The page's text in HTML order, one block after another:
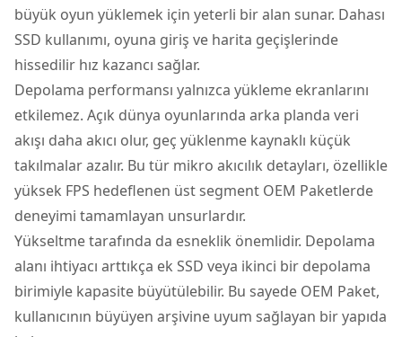
büyük oyun yüklemek için yeterli bir alan sunar. Dahası
SSD kullanımı, oyuna giriş ve harita geçişlerinde
hissedilir hız kazancı sağlar.
Depolama performansı yalnızca yükleme ekranlarını
etkilemez. Açık dünya oyunlarında arka planda veri
akışı daha akıcı olur, geç yüklenme kaynaklı küçük
takılmalar azalır. Bu tür mikro akıcılık detayları, özellikle
yüksek FPS hedeflenen üst segment OEM Paketlerde
deneyimi tamamlayan unsurlardır.
Yükseltme tarafında da esneklik önemlidir. Depolama
alanı ihtiyacı arttıkça ek SSD veya ikinci bir depolama
birimiyle kapasite büyütülebilir. Bu sayede OEM Paket,
kullanıcının büyüyen arşivine uyum sağlayan bir yapıda